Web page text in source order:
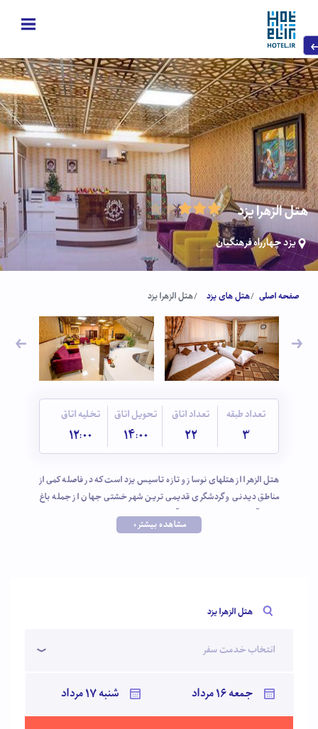
هتل الزهرا یزد
یزد چهارراه فرهنگیان
صفحه اصلی هتل های یزد هتل الزهرا یزد
هتل الزهرا از هتلهای نوساز و تازه تاسیس یزد است که در فاصله کمی از
مناطق دیدنی و گردشگری قدیمی ترین شهر خشتی جهان از جمله باغ
دولت آباد، میدان امیرچخماق، آتشکده زرتشتیان و مسجد جامع قرار دارد.
علاوه بر موقعیت عالی، امکانات نسبتا مناسب هتل باعث شده تا مهمانان
مشاهده بیشتر +
تعداد طبقه
3
تعداد اتاق
22
تحویل اتاق
14:00
تخلیه اتاق
12:00
هتل الزهرا یزد
انتخاب خدمت سفر